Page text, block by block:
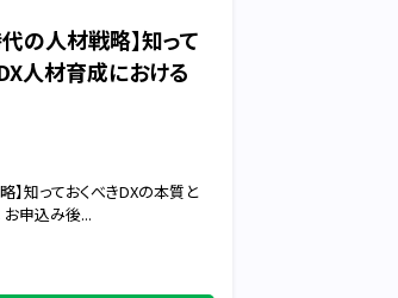
の人材戦略】知って
人材育成における
】知っておくべきDXの本質と
申込み後...